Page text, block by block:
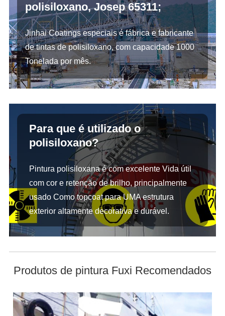
polisiloxano, Josep 65311;
Jinhai Coatings especiais é fábrica e fabricante
de tintas de polisiloxano, com capacidade 1000
Tonelada por mês.
Para que é utilizado o
polisiloxano?
Pintura polisiloxana é com excelente Vida útil
com cor e retenção de brilho, principalmente
usado Como topcoat para UMA estrutura
exterior altamente decorativa e durável.
Produtos de pintura Fuxi Recomendados